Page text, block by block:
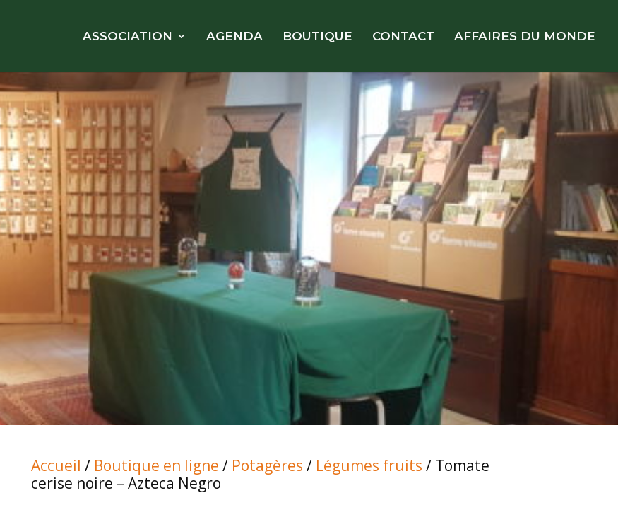
ASSOCIATION AGENDA BOUTIQUE CONTACT AFFAIRES DU MONDE
Accueil / Boutique en ligne / Potagères / Légumes fruits / Tomate
cerise noire – Azteca Negro